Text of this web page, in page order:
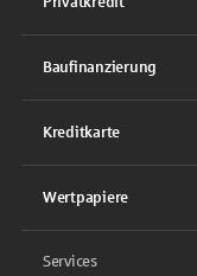
Baufinanzierung
Kreditkarte
Wertpapiere
Services